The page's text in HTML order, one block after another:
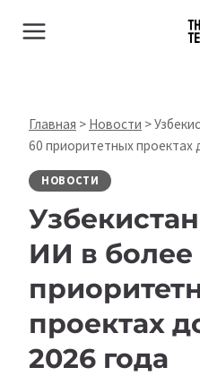
Главная > Новости >
60 приоритетных проектах
НОВОСТИ
ИИ в более
проектах
2026 года